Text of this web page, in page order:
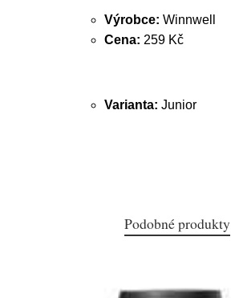
Výrobce: Winnwell
Cena: 259 Kč
Varianta: Junior
Podobné produkty